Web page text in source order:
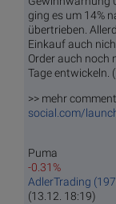
ging es um 14%
übertrieben.
Einkauf auch
Order auch noch
Tage entwickeln.
>> mehr
social.com/
Puma
-0.31%
AdlerTrading
(13.12. 18:19)